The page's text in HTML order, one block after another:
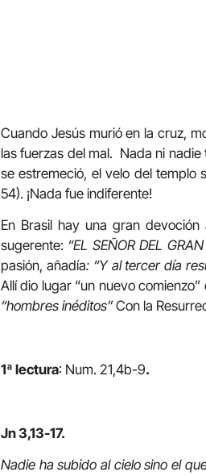
Cuando Jesús murió en la cruz,
las fuerzas del mal. Nada ni
se estremeció, el velo del templo
54). ¡Nada fue indiferente!
En Brasil hay una gran
sugerente: “EL SEÑOR DEL
pasión, añadía: “Y al tercer día
Allí dio lugar “un nuevo
“hombres inéditos”Con la
1ª lectura: Num. 21,4b-9. 2ª
Jn 3,13-17.
Nadie ha subido al cielo sino el